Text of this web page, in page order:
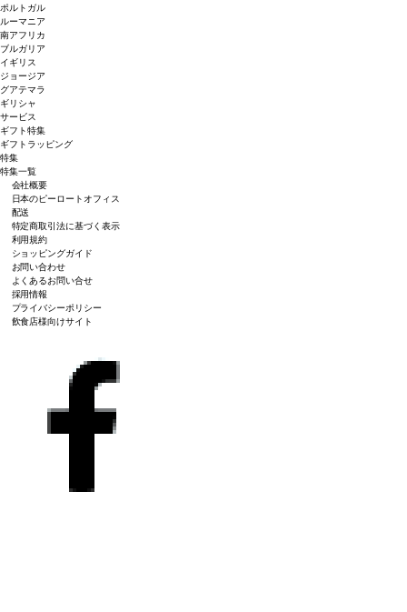
ポルトガル
ルーマニア
南アフリカ
ブルガリア
イギリス
ジョージア
グアテマラ
ギリシャ
サービス
ギフト特集
ギフトラッピング
特集
特集一覧
会社概要
日本のピーロートオフィス
配送
特定商取引法に基づく表示
利用規約
ショッピングガイド
お問い合わせ
よくあるお問い合せ
採用情報
プライバシーポリシー
飲食店様向けサイト